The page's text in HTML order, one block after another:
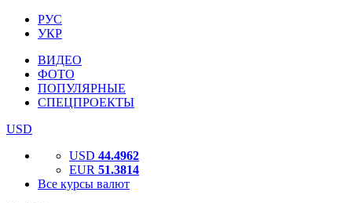
РУС
УКР
ВИДЕО
ФОТО
ПОПУЛЯРНЫЕ
СПЕЦПРОЕКТЫ
USD
USD 44.4962
EUR 51.3814
Все курсы валют